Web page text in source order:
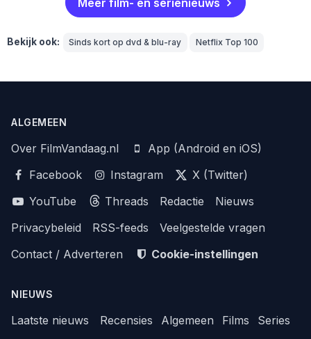
Bekijk ook: Sinds kort op dvd & blu-ray Netflix Top 100
ALGEMEEN
Over FilmVandaag.nl
App (Android en iOS)
Facebook
Instagram
X (Twitter)
YouTube
Threads Redactie
Nieuws
Privacybeleid
RSS-feeds
Veelgestelde vragen
Contact / Adverteren
Cookie-instellingen
NIEUWS
Laatste nieuws Recensies Algemeen Films Series